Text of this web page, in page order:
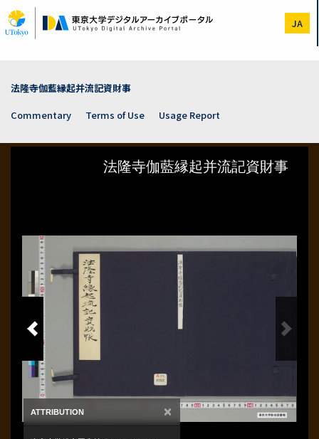
to
main
JA
法隆寺伽藍縁起并流記資財事
Commentary
Terms of Use Usage Report